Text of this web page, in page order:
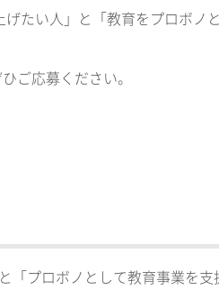
たい人」と「教育をプロボノ
ご応募ください。
「プロボノとして教育事業を